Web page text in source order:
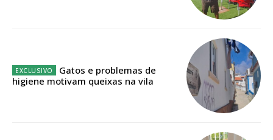
Escolha o plano de assinatura desejado:
Gatos e problemas de
higiene motivam queixas na vila